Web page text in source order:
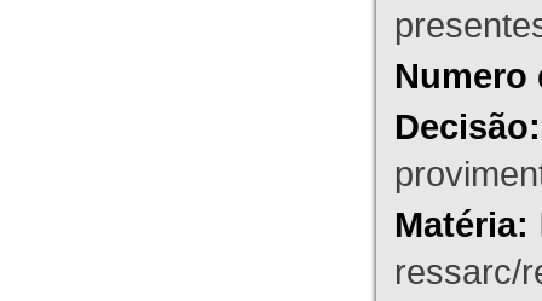
Numero
Decisão:
Matéria:
ressarc/